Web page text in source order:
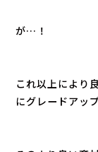
が…！
これ以上により
にグレードアッ